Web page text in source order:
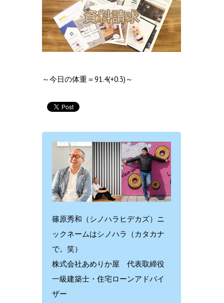
～今日の体重＝91.4(+0.3)～
篠原秀和（シノハラヒデカズ）ニ
ックネームはシノハラ（カタカナ
で。笑）
株式会社あめりか屋 代表取締役
一級建築士・住宅ローンアドバイ
ザー